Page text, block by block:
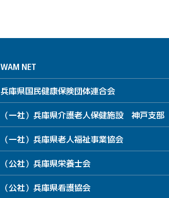
WAM NET
兵庫県国民健康保険団体連合会
（一社）兵庫県介護老人保健施設 神戸支部
（一社）兵庫県老人福祉事業協会
（公社）兵庫県栄養士会
（公社）兵庫県看護協会